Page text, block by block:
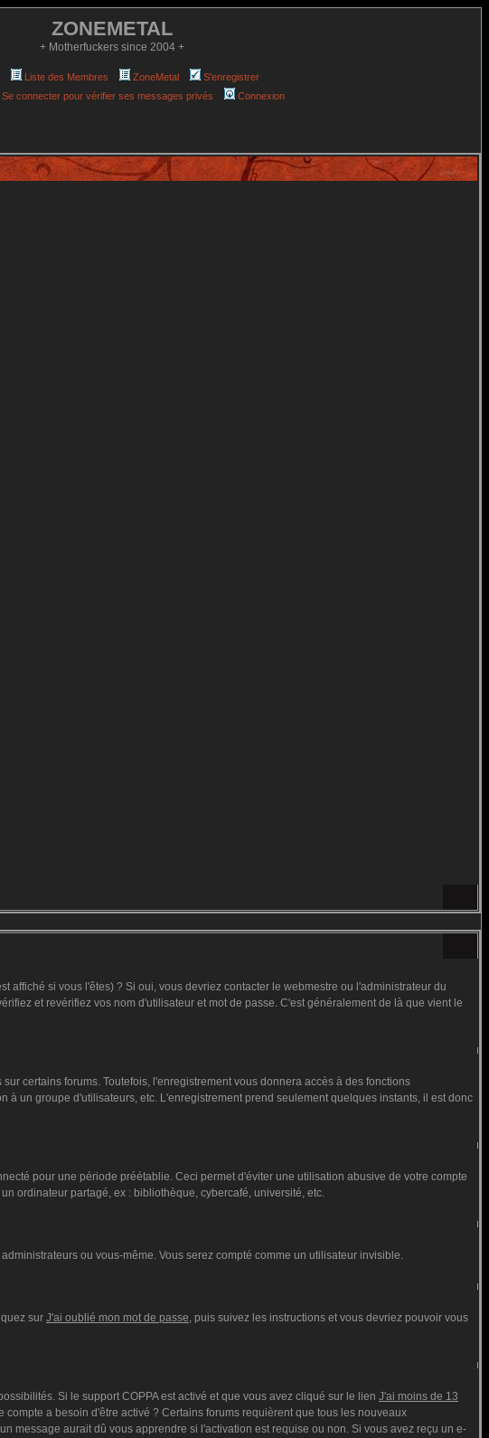
ZONEMETAL
+ Motherfuckers since 2004 +
Liste des Membres ZoneMetal
S'enregistrer
Se connecter pour vérifier ses messages privés Connexion
affiché si vous l'êtes) ? Si oui, vous devriez contacter le webmestre ou l'administrateur du
et revérifiez vos nom d'utilisateur et mot de passe. C'est généralement de là que vient le
certains forums. Toutefois, l'enregistrement vous donnera accès à des fonctions
un groupe d'utilisateurs, etc. L'enregistrement prend seulement quelques instants, il est donc
pour une période préétablie. Ceci permet d'éviter une utilisation abusive de votre compte
ordinateur partagé, ex : bibliothèque, cybercafé, université, etc.
ou vous-même. Vous serez compté comme un utilisateur invisible.
sur J'ai oublié mon mot de passe, puis suivez les instructions et vous devriez pouvoir vous
Si le support COPPA est activé et que vous avez cliqué sur le lien J'ai moins de 13
a besoin d'être activé ? Certains forums requièrent que tous les nouveaux
message aurait dû vous apprendre si l'activation est requise ou non. Si vous avez reçu un e-